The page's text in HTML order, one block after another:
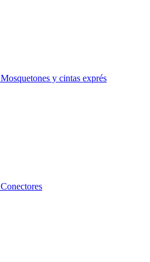
Mosquetones y cintas exprés
Conectores